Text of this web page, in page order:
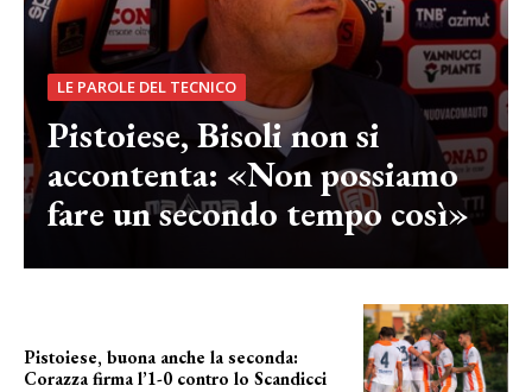
LE PAROLE DEL TECNICO
Pistoiese, Bisoli non si
accontenta: «Non possiamo
fare un secondo tempo così»
Pistoiese, buona anche la seconda:
Corazza firma l’1-0 contro lo Scandicci